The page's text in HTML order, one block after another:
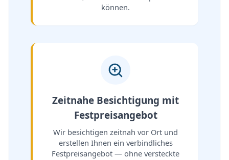
können.
Zeitnahe Besichtigung mit
Festpreisangebot
Wir besichtigen zeitnah vor Ort und
erstellen Ihnen ein verbindliches
Festpreisangebot — ohne versteckte